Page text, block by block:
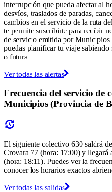
interrupción que pueda afectar al
desvíos, traslados de paradas,
cambios en el servicio de la ruta
te permite suscribirte para recibir
de servicio emitida por
puedas planificar tu viaje
o futura.
Ver todas las alertas
Frecuencia del servicio de
Municipios (Provincia de
El siguiente colectivo 630 saldrá
Crovara 77 (hora: 17:00) y llegará
(hora: 18:11). Puedes ver la
conocer los horarios exactos
Ver todas las salidas